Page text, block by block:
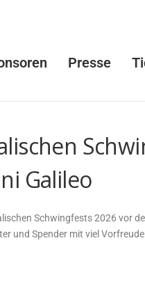
Presse
Galileo
Schwingfests 2026 vor
und Spender mit viel